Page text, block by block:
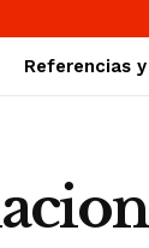
Referencias